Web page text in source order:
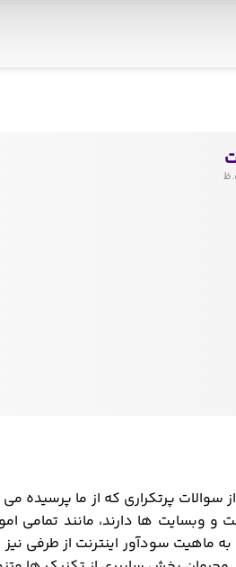
سوالات پرتکراری که از ما
و وبسایت ها دارند، مانند تمامی
به ماهیت سودآور اینترنت از طرفی